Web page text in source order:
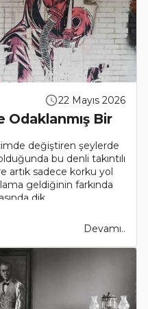
22 Mayıs 2026
Odaklanmış Bir
değiştiren şeylerde
bu denli takıntılı
artık sadece korku yol
geldiğinin farkında
dik..
Devamı..